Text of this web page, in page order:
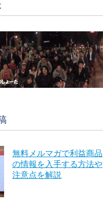
無料メルマガで利益商品
の情報を入手する方法や
注意点を解説